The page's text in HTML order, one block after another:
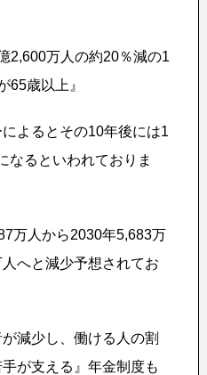
2,600万人の約20％減の1
65歳以上』
よるとその10年後には1
なるといわれておりま
万人から2030年5,683万
へと減少予想されてお
減少し、働ける人の割
が支える』年金制度も